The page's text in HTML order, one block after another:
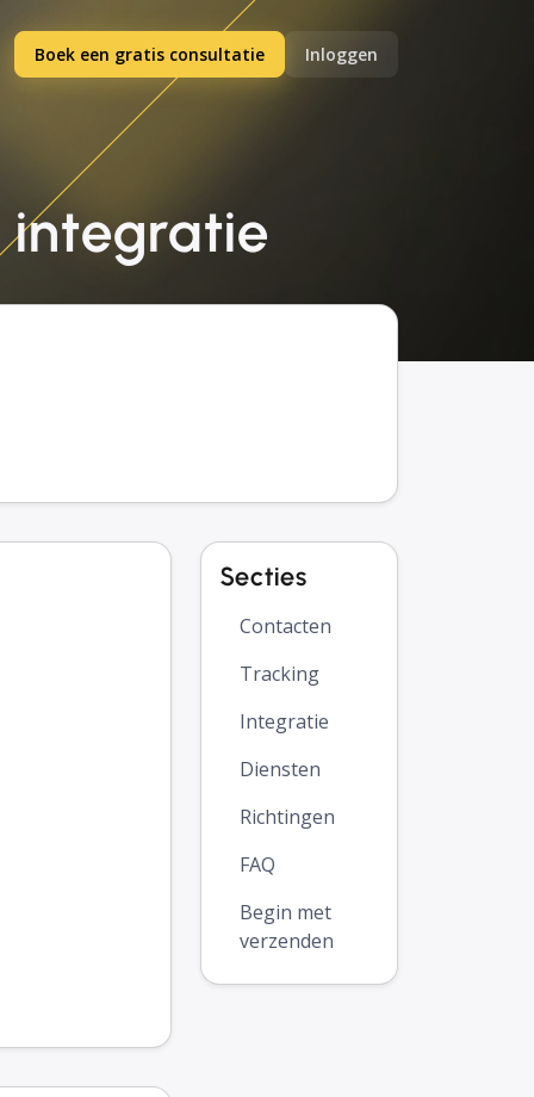
Boek een gratis consultatie Inloggen
integratie
Secties
Contacten
Tracking
Integratie
Diensten
Richtingen
FAQ
Begin met
verzenden